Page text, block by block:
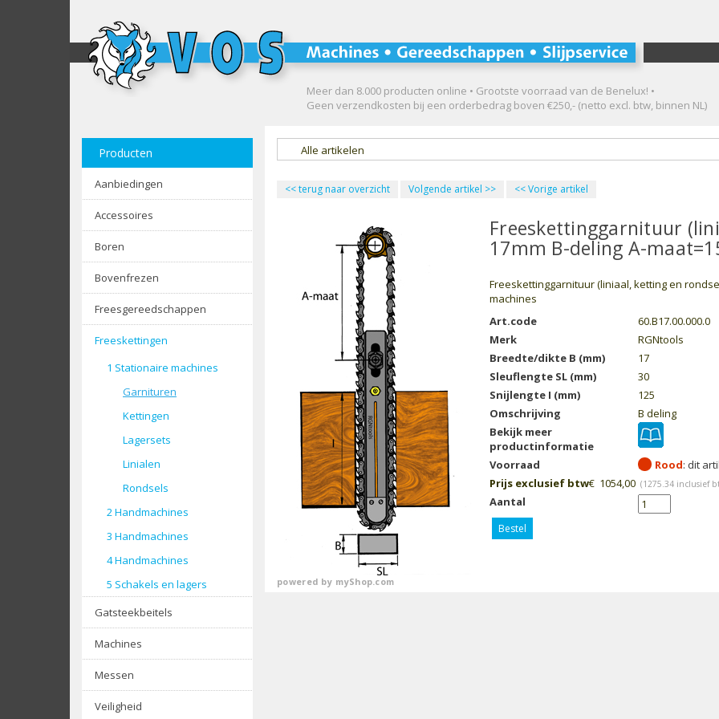
Meer dan 8.000 producten online • Grootste voorraad van de Benelux! •
Geen verzendkosten bij een orderbedrag boven €250,- (netto excl. btw, binnen NL)
Producten
Aanbiedingen
Accessoires
Boren
Bovenfrezen
Freesgereedschappen
Freeskettingen
1 Stationaire machines
Garnituren
Kettingen
Lagersets
Linialen
Rondsels
2 Handmachines
3 Handmachines
4 Handmachines
5 Schakels en lagers
Gatsteekbeitels
Machines
Messen
Veiligheid
Alle artikelen
<<terug naar overzicht Volgende artikel >> <<Vorige artikel
Freeskettinggarnituur
17mm B-deling A-
Freeskettinggarnituur (liniaal, ketting en
machines
Art.code
60.B17.00.000.0
Merk
RGNtools
Breedte/dikte B (mm)
17
Sleuflengte SL (mm)
30
Snijlengte I (mm)
125
Omschrijving
B deling
Bekijk meer
productinformatie
Voorraad
Rood
Prijs exclusief btw€ 1054,00 (1275.34 inclusief
Aantal
Bestel
powered by myShop.com